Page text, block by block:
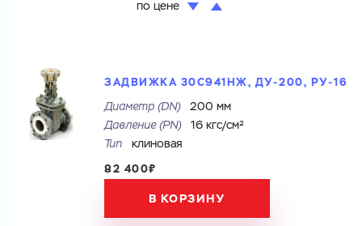
по цене
ЗАДВИЖКА 30С941НЖ, ДУ-200, РУ-16
Диаметр (DN)
200 мм
Давление (PN)
16 кгс/см²
Тип
клиновая
82 400₽
В КОРЗИНУ